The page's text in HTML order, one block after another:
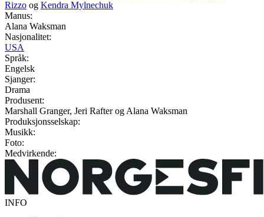
Rizzo og Kendra Mylnechuk
Manus:
Alana Waksman
Nasjonalitet:
USA
Språk:
Engelsk
Sjanger:
Drama
Produsent:
Marshall Granger, Jeri Rafter og Alana Waksman
Produksjonsselskap:
Musikk:
Foto:
Medvirkende:
INFO